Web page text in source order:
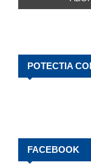
POTECTIA
FACEBOOK